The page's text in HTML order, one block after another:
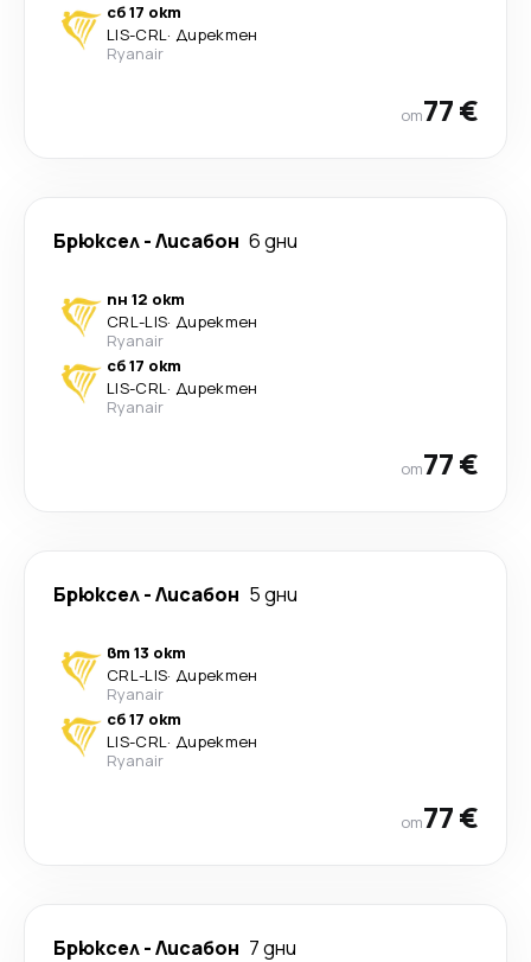
сб 17 окт
LIS-CRL· Директен
Ryanair
от77 €
Брюксел-Лисабон 6 дни
пн 12 окт
CRL-LIS· Директен
Ryanair
сб 17 окт
LIS-CRL· Директен
Ryanair
от77 €
Брюксел-Лисабон 5 дни
вт 13 окт
CRL-LIS· Директен
Ryanair
сб 17 окт
LIS-CRL· Директен
Ryanair
от77 €
Брюксел-Лисабон 7 дни